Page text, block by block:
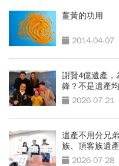
薑黃的功用
2014-04-07
謝賢4億遺產，
鋒？不是遺產
2026-07-21
遺產不用分兄
族、頂客族遺
2026-07-28